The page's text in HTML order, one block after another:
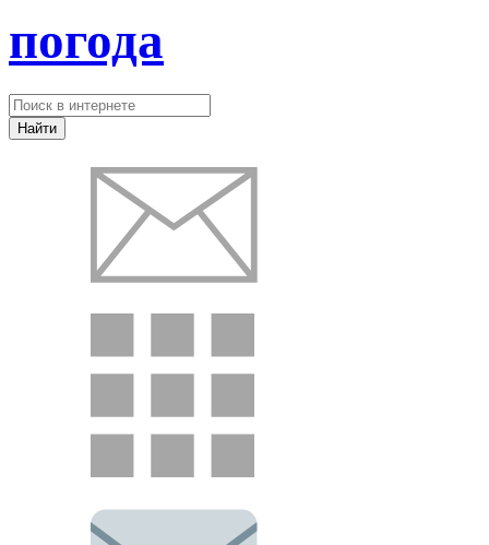
погода
Найти